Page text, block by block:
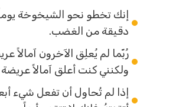
إنك تخطو نحو الشيخوخة
دقيقة من الغضب.
رُبّما لم يُعلِق الآخرون آمالاً
ولكنني كنت أعلق آمالاً
إذا لم تُحاول أن تفعل شيء